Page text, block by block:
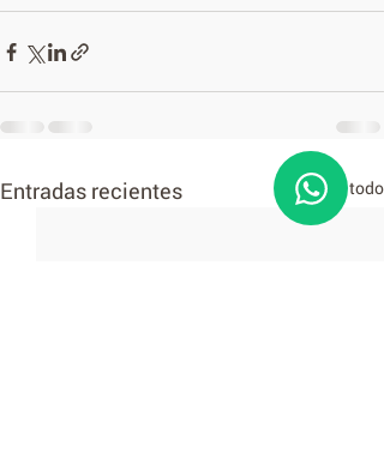
Entradas recientes Ver todo